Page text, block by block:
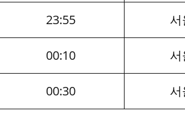
23:55 서
00:10 서
00:30 서